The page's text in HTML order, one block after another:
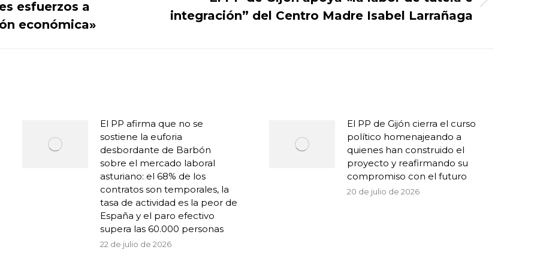
esfuerzos a
económica»
siguiente:
integración” del Centro Madre Isabel Larrañaga
El PP afirma que no se
sostiene la euforia
desbordante de Barbón
sobre el mercado laboral
asturiano: el 68% de los
contratos son temporales, la
tasa de actividad es la peor de
España y el paro efectivo
supera las 60.000 personas
22 de julio de 2026
El PP de Gijón cierra el curso
político homenajeando a
quienes han construido el
proyecto y reafirmando su
compromiso con el futuro
20 de julio de 2026